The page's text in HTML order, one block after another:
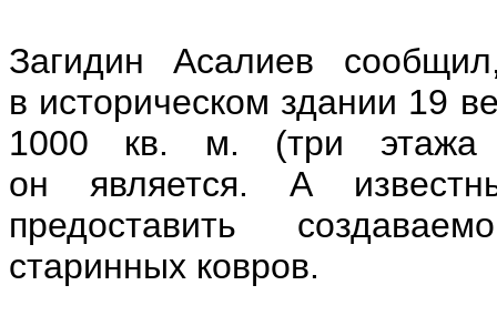
Загидин Асалиев
в историческом здании 19
1000 кв. м. (три этажа
он является. А
предоставить
старинных ковров.